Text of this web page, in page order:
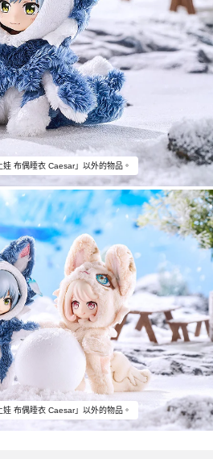
布偶睡衣 Caesar」以外的物品。
布偶睡衣 Caesar」以外的物品。